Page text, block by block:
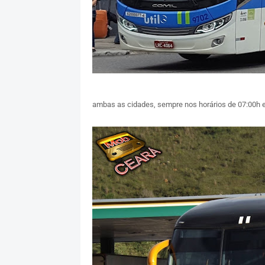
ambas as cidades, sempre nos horários de 07:00h